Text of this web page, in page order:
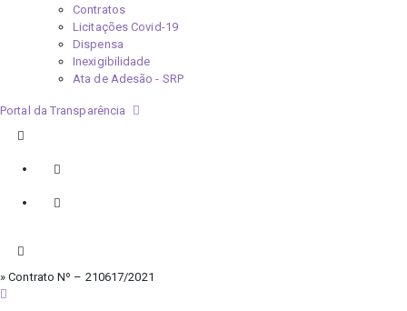
Contratos
Licitações Covid-19
Dispensa
Inexigibilidade
Ata de Adesão - SRP
Portal da Transparência
» Contrato Nº – 210617/2021